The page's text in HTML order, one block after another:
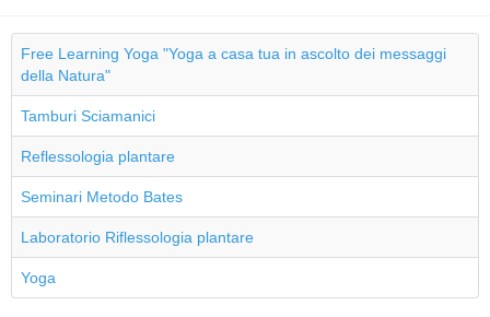
Free Learning Yoga "Yoga a casa tua in ascolto dei messaggi
della Natura"
Tamburi Sciamanici
Reflessologia plantare
Seminari Metodo Bates
Laboratorio Riflessologia plantare
Yoga